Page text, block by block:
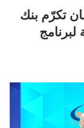
تكرّم بنك
لبرنامج